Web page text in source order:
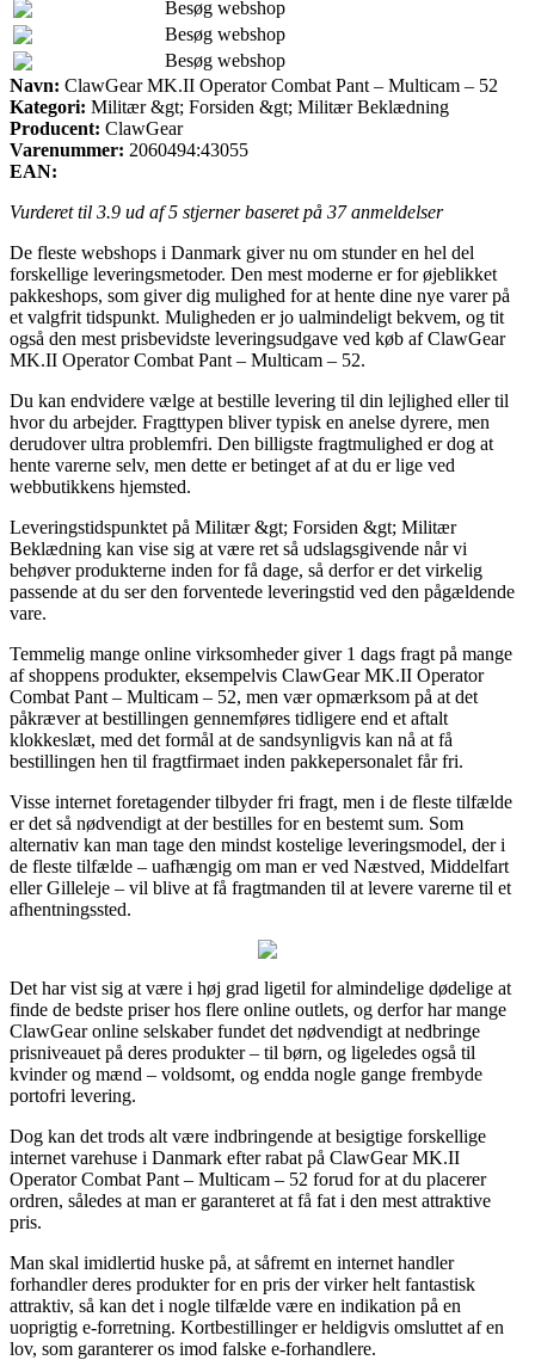
Besøg webshop
Besøg webshop
Besøg webshop
Navn: ClawGear MK.II Operator Combat Pant – Multicam – 52
Kategori: Militær &gt; Forsiden &gt; Militær Beklædning
Producent: ClawGear
Varenummer: 2060494:43055
EAN:
Vurderet til 3.9 ud af 5 stjerner baseret på 37anmeldelser
De fleste webshops i Danmark giver nu om stunder en hel del
forskellige leveringsmetoder. Den mest moderne er for øjeblikket
pakkeshops, som giver dig mulighed for at hente dine nye varer på
et valgfrit tidspunkt. Muligheden er jo ualmindeligt bekvem, og tit
også den mest prisbevidste leveringsudgave ved køb af ClawGear
MK.II Operator Combat Pant – Multicam – 52.
Du kan endvidere vælge at bestille levering til din lejlighed eller til
hvor du arbejder. Fragttypen bliver typisk en anelse dyrere, men
derudover ultra problemfri. Den billigste fragtmulighed er dog at
hente varerne selv, men dette er betinget af at du er lige ved
webbutikkens hjemsted.
Leveringstidspunktet på Militær &gt; Forsiden &gt; Militær
Beklædning kan vise sig at være ret så udslagsgivende når vi
behøver produkterne inden for få dage, så derfor er det virkelig
passende at du ser den forventede leveringstid ved den pågældende
vare.
Temmelig mange online virksomheder giver 1 dags fragt på mange
af shoppens produkter, eksempelvis ClawGear MK.II Operator
Combat Pant – Multicam – 52, men vær opmærksom på at det
påkræver at bestillingen gennemføres tidligere end et aftalt
klokkeslæt, med det formål at de sandsynligvis kan nå at få
bestillingen hen til fragtfirmaet inden pakkepersonalet får fri.
Visse internet foretagender tilbyder fri fragt, men i de fleste tilfælde
er det så nødvendigt at der bestilles for en bestemt sum. Som
alternativ kan man tage den mindst kostelige leveringsmodel, der i
de fleste tilfælde – uafhængig om man er ved Næstved, Middelfart
eller Gilleleje – vil blive at få fragtmanden til at levere varerne til et
afhentningssted.
Det har vist sig at være i høj grad ligetil for almindelige dødelige at
finde de bedste priser hos flere online outlets, og derfor har mange
ClawGear online selskaber fundet det nødvendigt at nedbringe
prisniveauet på deres produkter – til børn, og ligeledes også til
kvinder og mænd – voldsomt, og endda nogle gange frembyde
portofri levering.
Dog kan det trods alt være indbringende at besigtige forskellige
internet varehuse i Danmark efter rabat på ClawGear MK.II
Operator Combat Pant – Multicam – 52 forud for at du placerer
ordren, således at man er garanteret at få fat i den mest attraktive
pris.
Man skal imidlertid huske på, at såfremt en internet handler
forhandler deres produkter for en pris der virker helt fantastisk
attraktiv, så kan det i nogle tilfælde være en indikation på en
uoprigtig e-forretning. Kortbestillinger er heldigvis omsluttet af en
lov, som garanterer os imod falske e-forhandlere.